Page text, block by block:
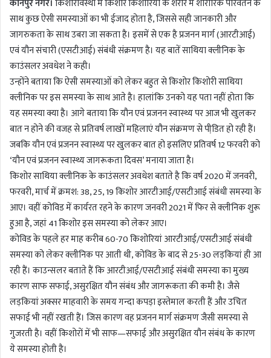
i
l
कानपुर नगर। किशोरावस्था में किशोर किशोरियों के शरीर में शारीरिक परिवर्तन के
साथ कुछ ऐसी समस्याओं का भी ईजाद होता है, जिससे सही जानकारी और
जागरुकता के साथ उबरा जा सकता है। इसमें से एक है प्रजनन मार्ग (आरटीआई)
एवं यौन संचारी (एसटीआई) संबंधी संक्रमण है। यह बातें साथिया क्लीनिक के
काउंसलर अवधेश ने कही।
उन्होंने बताया कि ऐसी समस्याओं को लेकर बहुत से किशोर किशोरी साथिया
क्लीनिक पर इस समस्या के साथ आते है। हालांकि उनको यह पता नहीं होता कि
यह समस्या क्या है। आगे बताया कि यौन एवं प्रजनन स्वास्थ्य पर आज भी खुलकर
बात न होने की वजह से प्रतिवर्ष लाखों महिलाएं यौन संक्रमण से पीडि़त हो रही हैं।
जबकि यौन एवं प्रजनन स्वास्थ्य पर खुलकर बात हो इसलिए प्रतिवर्ष 12 फरवरी को
‘यौन एवं प्रजनन स्वास्थ्य जागरूकता दिवस’ मनाया जाता है।
किशोर साथिया क्लीनिक के काउंसलर अवधेश बताते है कि वर्ष 2020 में जनवरी,
फरवरी, मार्च में क्रमश: 38, 25, 19 किशोर आरटीआई/एसटीआई संबंधी समस्या के
आए। वहीं कोविड में कार्यरत रहने के कारण जनवरी 2021 में फिर से क्लीनिक शुरू
हुआ है, जहां 41 किशोर इस समस्या को लेकर आए।
कोविड के पहले हर माह करीब 60-70 किशोरियां आरटीआई/एसटीआई संबंधी
समस्या को लेकर क्लीनिक पर आती थी, कोविड के बाद से 25-30 लड़कियां ही आ
रही हैं। काउन्सलर बताते हैं कि आरटीआई/एसटीआई संबंधी समस्या का मुख्य
कारण साफ सफाई, असुरक्षित यौन संबंध और जागरूकता की कमी है। जैसे
लड़कियां अक्सर माहवारी के समय गन्दा कपड़ा इस्तेमाल करती हैं और उचित
सफाई भी नहीं रखती हैं। जिस कारण वह प्रजनन मार्ग संक्रमण जैसी समस्या से
गुजरती है। वहीं किशोरों में भी साफ—सफाई और असुरक्षित यौन संबंध के कारण
ये समस्या होती है।